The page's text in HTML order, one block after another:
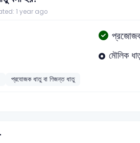
1 year ago
মৌলিক
প্রযোজক ধাতু বা ণিজন্ত ধাতু